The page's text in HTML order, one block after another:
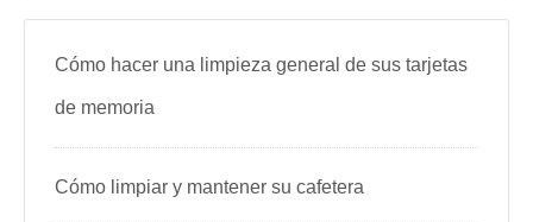
Cómo hacer una limpieza general de sus tarjetas
de memoria
Cómo limpiar y mantener su cafetera